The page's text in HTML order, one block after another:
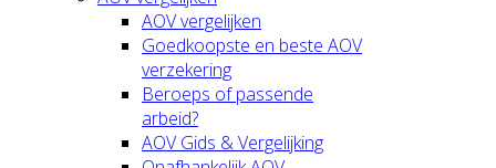
AOV vergelijken
Goedkoopste en beste AOV
verzekering
Beroeps of passende
arbeid?
AOV Gids & Vergelijking